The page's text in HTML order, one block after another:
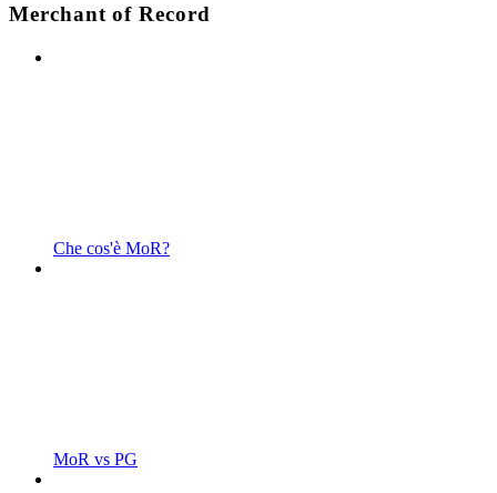
Merchant of Record
Che cos'è MoR?
MoR vs PG